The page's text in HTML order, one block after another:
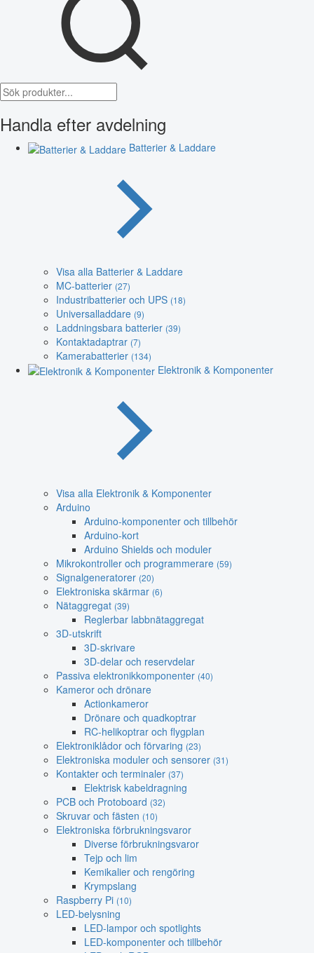
Handla efter avdelning
Batterier & Laddare
Visa alla Batterier & Laddare
MC-batterier (27)
Industribatterier och UPS (18)
Universalladdare (9)
Laddningsbara batterier (39)
Kontaktadaptrar (7)
Kamerabatterier (134)
Elektronik & Komponenter
Visa alla Elektronik & Komponenter
Arduino
Arduino-komponenter och tillbehör
Arduino-kort
Arduino Shields och moduler
Mikrokontroller och programmerare (59)
Signalgeneratorer (20)
Elektroniska skärmar (6)
Nätaggregat (39)
Reglerbar labbnätaggregat
3D-utskrift
3D-skrivare
3D-delar och reservdelar
Passiva elektronikkomponenter (40)
Kameror och drönare
Actionkameror
Drönare och quadkoptrar
RC-helikoptrar och flygplan
Elektroniklådor och förvaring (23)
Elektroniska moduler och sensorer (31)
Kontakter och terminaler (37)
Elektrisk kabeldragning
PCB och Protoboard (32)
Skruvar och fästen (10)
Elektroniska förbrukningsvaror
Diverse förbrukningsvaror
Tejp och lim
Kemikalier och rengöring
Krympslang
Raspberry Pi (10)
LED-belysning
LED-lampor och spotlights
LED-komponenter och tillbehör